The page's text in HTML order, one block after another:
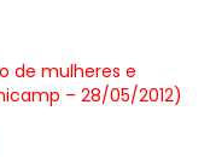
de mulheres e
– 28/05/2012)